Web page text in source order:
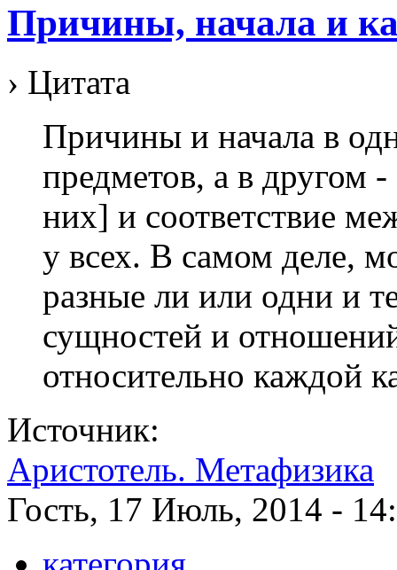
Причины, начала и
› Цитата
Причины и начала в
предметов, а в другом
них] и соответствие
у всех. В самом деле,
разные ли или одни и
сущностей и
относительно каждой
Источник:
Аристотель. Метафизика
Гость, 17 Июль, 2014 -